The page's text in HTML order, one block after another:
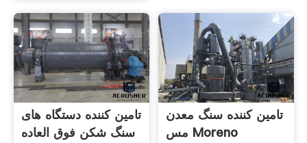
تامین کننده دستگاه های
سنگ شکن فوق العاده
تامین کننده سنگ معدن
مس Moreno